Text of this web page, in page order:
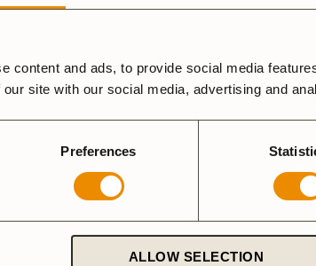
content and ads, to provide social media
site with our social media, advertising and
Preferences
ALLOW SELECTION
Ante.